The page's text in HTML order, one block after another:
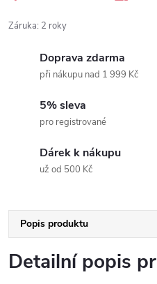
Záruka: 2 roky
Doprava zdarma
při nákupu nad 1 999 Kč
5% sleva
pro registrované
Dárek k nákupu
už od 500 Kč
Popis produktu
Detailní popis